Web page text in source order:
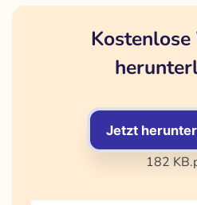
Jetzt
182 KB